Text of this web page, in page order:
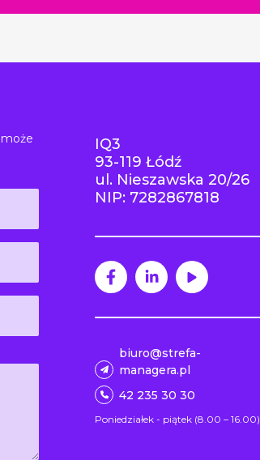
IQ3
93-119 Łódź
ul. Nieszawska 20/26
NIP: 7282867818
biuro@strefa-
managera.pl
42 235 30 30
Poniedziałek - piątek (8.00 – 16.00)